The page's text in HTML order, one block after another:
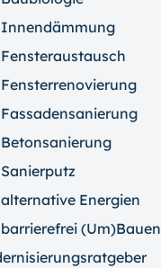
Innendämmung
Fensteraustausch
Fensterrenovierung
Fassadensanierung
Betonsanierung
Sanierputz
alternative Energien
barrierefrei (Um)Bauen